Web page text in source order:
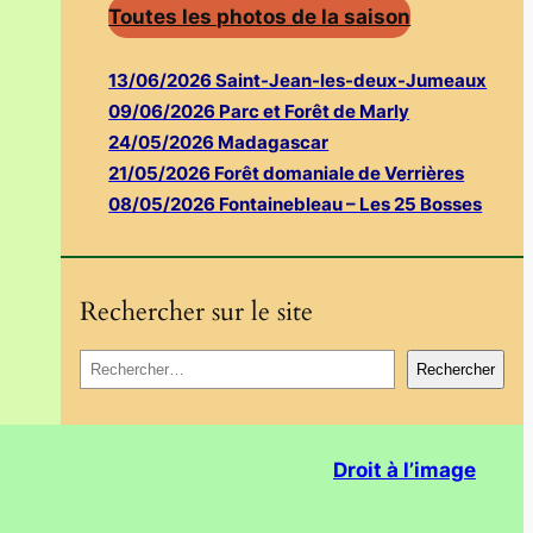
Toutes les photos de la saison
13/06/2026 Saint-Jean-les-deux-Jumeaux
09/06/2026 Parc et Forêt de Marly
24/05/2026 Madagascar
21/05/2026 Forêt domaniale de Verrières
08/05/2026 Fontainebleau – Les 25 Bosses
Rechercher sur le site
R
e
c
Rechercher
Droit à l’image